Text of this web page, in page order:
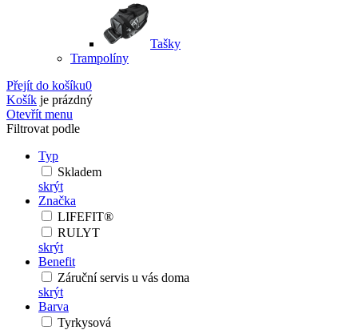
Tašky
Trampolíny
Přejít do košíku0
Košík je prázdný
Otevřít menu
Filtrovat podle
Typ
Skladem
skrýt
Značka
LIFEFIT®
RULYT
skrýt
Benefit
Záruční servis u vás doma
skrýt
Barva
Tyrkysová